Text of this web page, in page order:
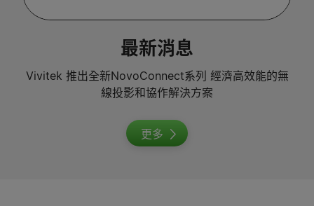
最新消息
Vivitek 推出全新NovoConnect系列 經濟高效能的無
線投影和協作解決方案
更多